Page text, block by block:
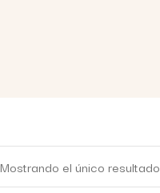
Mostrando el único resultado